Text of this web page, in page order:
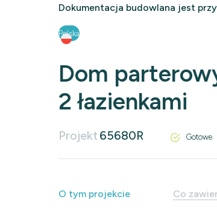
Dokumentacja budowlana jest
Polska
Dom
2 łazienkami
Projekt 65680R Gotowe
O tym projekcie Co